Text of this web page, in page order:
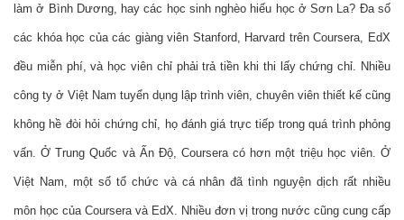
làm ở Bình Dương, hay các học sinh nghèo hiếu học ở Sơn La? Đa số
các khóa học của các giàng viên Stanford, Harvard trên Coursera, EdX
đều miễn phí, và học viên chỉ phải trả tiền khi thi lấy chứng chỉ. Nhiều
công ty ở Việt Nam tuyển dụng lập trình viên, chuyên viên thiết kế cũng
không hề đòi hỏi chứng chỉ, họ đánh giá trực tiếp trong quá trình phỏng
vấn. Ở Trung Quốc và Ấn Độ, Coursera có hơn một triệu học viên. Ở
Việt Nam, một số tổ chức và cá nhân đã tình nguyện dịch rất nhiều
môn học của Coursera và EdX. Nhiều đơn vị trong nước cũng cung cấp